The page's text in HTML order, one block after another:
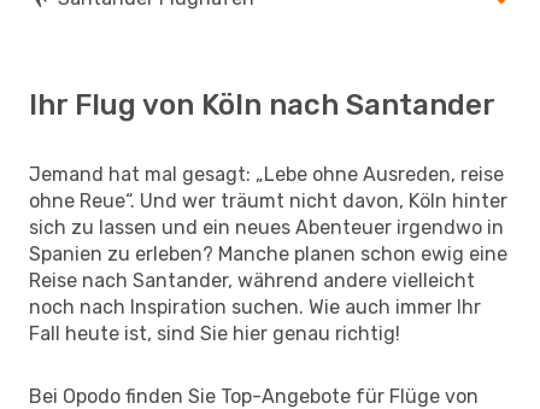
Ihr Flug von Köln nach Santander
Jemand hat mal gesagt: „Lebe ohne Ausreden, reise
ohne Reue“. Und wer träumt nicht davon, Köln hinter
sich zu lassen und ein neues Abenteuer irgendwo in
Spanien zu erleben? Manche planen schon ewig eine
Reise nach Santander, während andere vielleicht
noch nach Inspiration suchen. Wie auch immer Ihr
Fall heute ist, sind Sie hier genau richtig!
Bei Opodo finden Sie Top-Angebote für Flüge von